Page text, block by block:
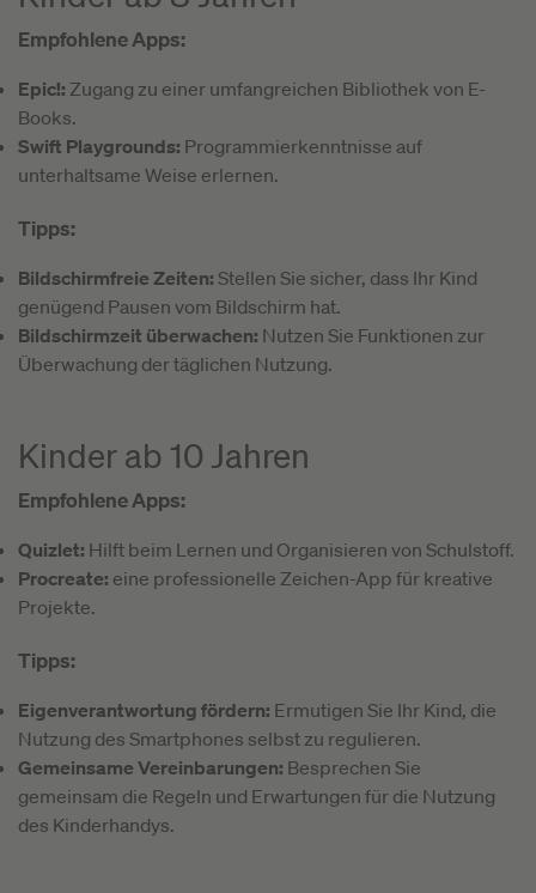
Empfohlene Apps:
Epic!: Zugang zu einer umfangreichen Bibliothek von E-
Books.
Swift Playgrounds: Programmierkenntnisse auf
unterhaltsame Weise erlernen.
Tipps:
Bildschirmfreie Zeiten: Stellen Sie sicher, dass Ihr Kind
genügend Pausen vom Bildschirm hat.
Bildschirmzeit überwachen: Nutzen Sie Funktionen zur
Überwachung der täglichen Nutzung.
Kinder ab 10 Jahren
Empfohlene Apps:
Quizlet: Hilft beim Lernen und Organisieren von Schulstoff.
Procreate: eine professionelle Zeichen-App für kreative
Projekte.
Tipps:
Eigenverantwortung fördern: Ermutigen Sie Ihr Kind, die
Nutzung des Smartphones selbst zu regulieren.
Gemeinsame Vereinbarungen: Besprechen Sie
gemeinsam die Regeln und Erwartungen für die Nutzung
des Kinderhandys.